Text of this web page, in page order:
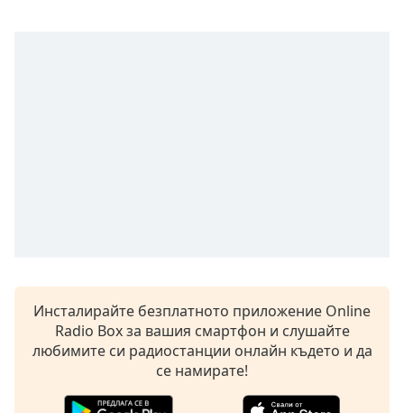
subtitles
settings
opens
subtitles
settings
subtitles
Инсталирайте безплатното приложение Online
Radio Box за вашия смартфон и слушайте
любимите си радиостанции онлайн където и да
се намирате!